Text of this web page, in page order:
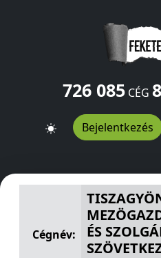
726 085CÉG
Bejelentkezés
TISZAGYÖNGYE
Cégnév:
ÉS